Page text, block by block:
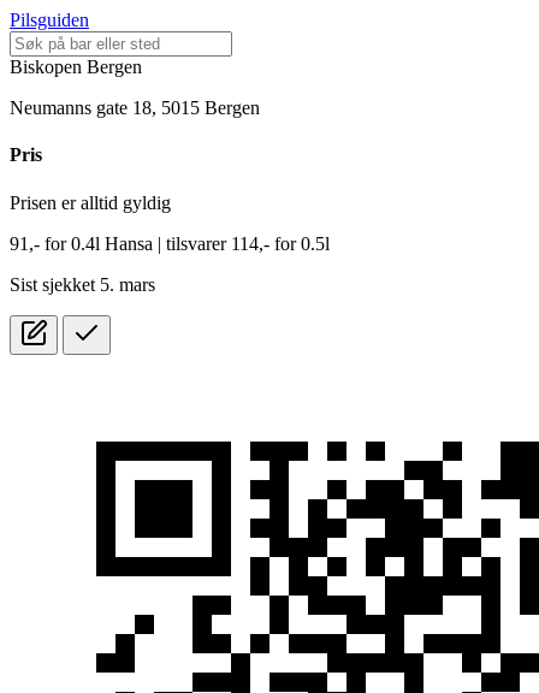
Pilsguiden
Biskopen Bergen
Neumanns gate 18, 5015 Bergen
Pris
Prisen er alltid gyldig
91,- for0.4l Hansa | tilsvarer 114,- for 0.5l
Sist sjekket 5. mars